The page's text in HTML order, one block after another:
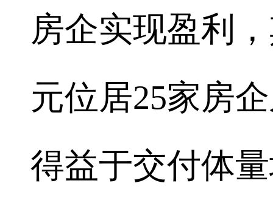
房企实现盈利
元位居25家房
得益于交付体